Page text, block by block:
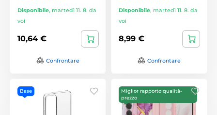
Disponibile, martedì 11. 8. da
voi
10,64 €
Confrontare
Disponibile, martedì 11. 8. da
voi
8,99 €
Confrontare
Base
Miglior rapporto qualità-
prezzo